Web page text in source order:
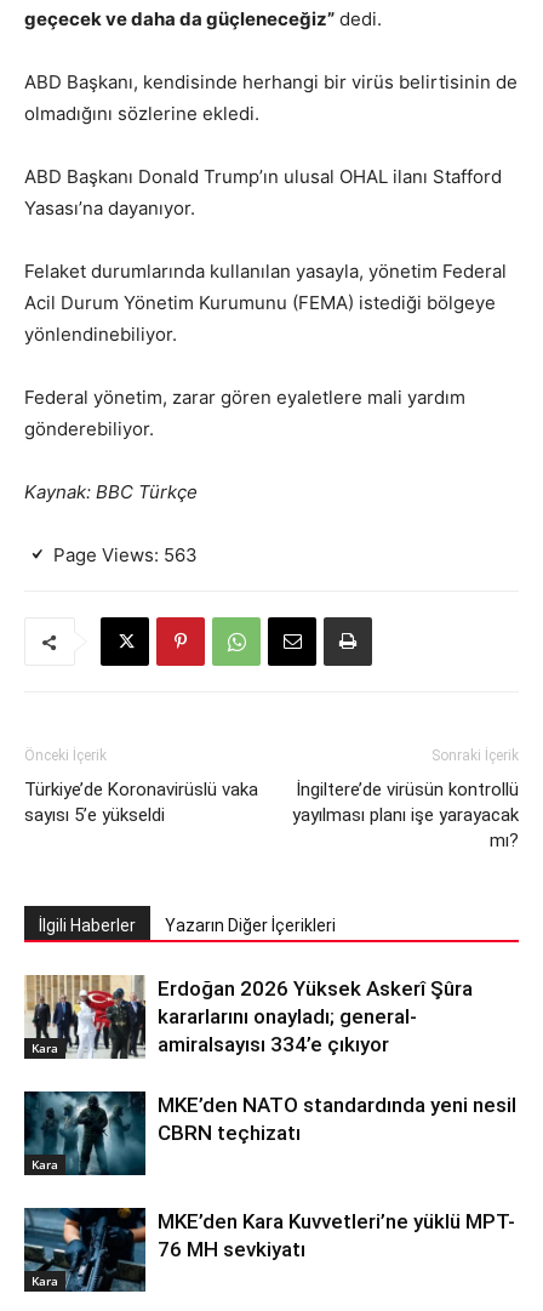
geçecek ve daha da güçleneceğiz” dedi.
ABD Başkanı, kendisinde herhangi bir virüs belirtisinin de
olmadığını sözlerine ekledi.
ABD Başkanı Donald Trump’ın ulusal OHAL ilanı Stafford
Yasası’na dayanıyor.
Felaket durumlarında kullanılan yasayla, yönetim Federal
Acil Durum Yönetim Kurumunu (FEMA) istediği bölgeye
yönlendinebiliyor.
Federal yönetim, zarar gören eyaletlere mali yardım
gönderebiliyor.
Kaynak: BBC Türkçe
Page Views: 563
Önceki İçerik
Türkiye’de Koronavirüslü vaka
sayısı 5’e yükseldi
Sonraki İçerik
İngiltere’de virüsün kontrollü
yayılması planı işe yarayacak
mı?
İlgili Haberler Yazarın Diğer İçerikleri
Kara
Erdoğan 2026 Yüksek Askerî Şûra
kararlarını onayladı; general-
amiralsayısı 334’e çıkıyor
Kara
MKE’den NATO standardında yeni nesil
CBRN teçhizatı
Kara
MKE’den Kara Kuvvetleri’ne yüklü MPT-
76 MH sevkiyatı